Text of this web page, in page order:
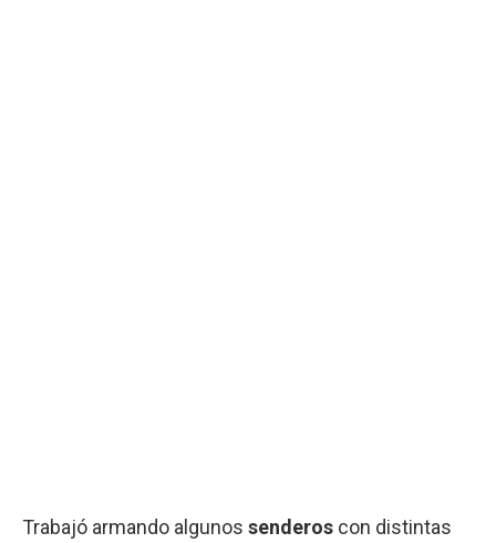
Trabajó armando algunos senderos con distintas